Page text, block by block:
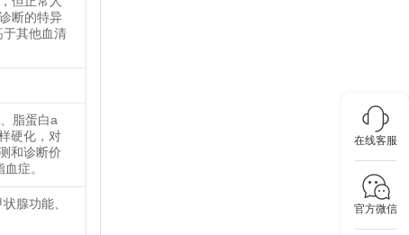
在线客服
官方微信
断的特异
其他血清
脂蛋白a
硬化，对
和诊断价
症。
腺功能、